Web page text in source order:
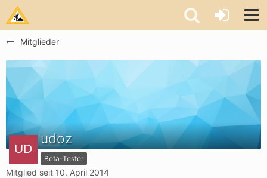
Mitglieder
udoz
Beta-Tester
Mitglied seit 10. April 2014